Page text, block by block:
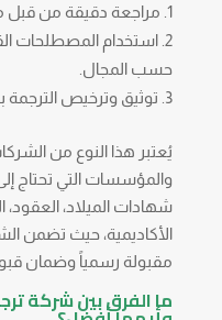
مراجعة دقيقة من قبل
استخدام المصطلحات
حسب المجال.
توثيق وترخيص
يُعتبر هذا النوع من
والمؤسسات التي تحتاج
شهادات الميلاد، العقود،
الأكاديمية، حيث تضمن
مقبولة رسمياً وضمان
ما الفرق بين شركة